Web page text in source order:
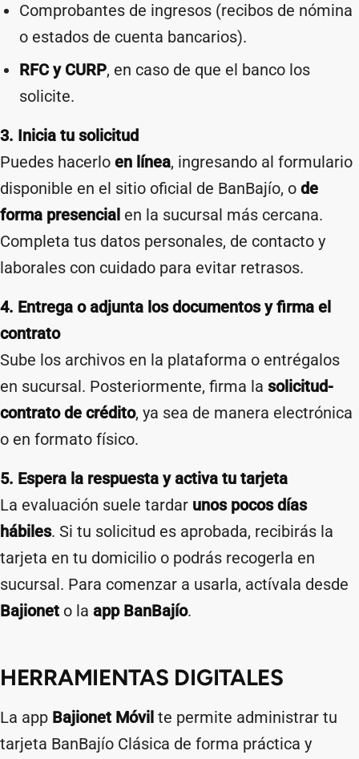
Comprobantes de ingresos (recibos de nómina
o estados de cuenta bancarios).
RFC y CURP, en caso de que el banco los
solicite.
3. Inicia tu solicitud
Puedes hacerlo en línea, ingresando al formulario
disponible en el sitio oficial de BanBajío, o de
forma presencial en la sucursal más cercana.
Completa tus datos personales, de contacto y
laborales con cuidado para evitar retrasos.
4. Entrega o adjunta los documentos y firma el
contrato
Sube los archivos en la plataforma o entrégalos
en sucursal. Posteriormente, firma la solicitud-
contrato de crédito, ya sea de manera electrónica
o en formato físico.
5. Espera la respuesta y activa tu tarjeta
La evaluación suele tardar unos pocos días
hábiles. Si tu solicitud es aprobada, recibirás la
tarjeta en tu domicilio o podrás recogerla en
sucursal. Para comenzar a usarla, actívala desde
Bajionet o la app BanBajío.
HERRAMIENTAS DIGITALES
La app Bajionet Móvil te permite administrar tu
tarjeta BanBajío Clásica de forma práctica y